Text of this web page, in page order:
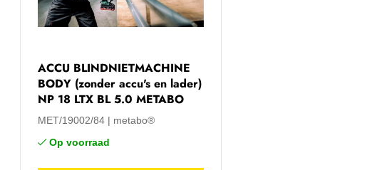
ACCU BLINDNIETMACHINE
BODY (zonder accu's en lader)
NP 18 LTX BL 5.0 METABO
MET/19002/84
metabo®
Op voorraad